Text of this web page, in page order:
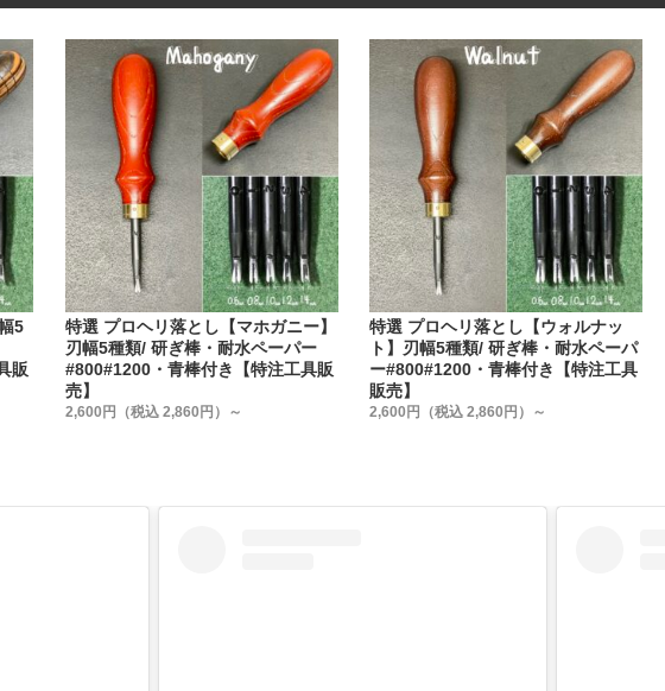
黒檀のみ2本の線を入れています。
②削り出しの真鍮製の桂です。
1本線のラインを入れて、デザインを引き締めています。
真鍮の釘で1つ、1つ手作業で組み付けています。
③弊社定番色です。
特注色と比較して下さい。
5
販
特選 プロヘリ落とし【マホガニー】
刃幅5種類/ 研ぎ棒・耐水ペーパー
#800#1200・青棒付き【特注工具販
売】
2,600円（税込 2,860円）～
特選 プロヘリ落とし【ウォルナッ
ト】刃幅5種類/ 研ぎ棒・耐水ペーパ
ー#800#1200・青棒付き【特注工具
販売】
2,600円（税込 2,860円）～